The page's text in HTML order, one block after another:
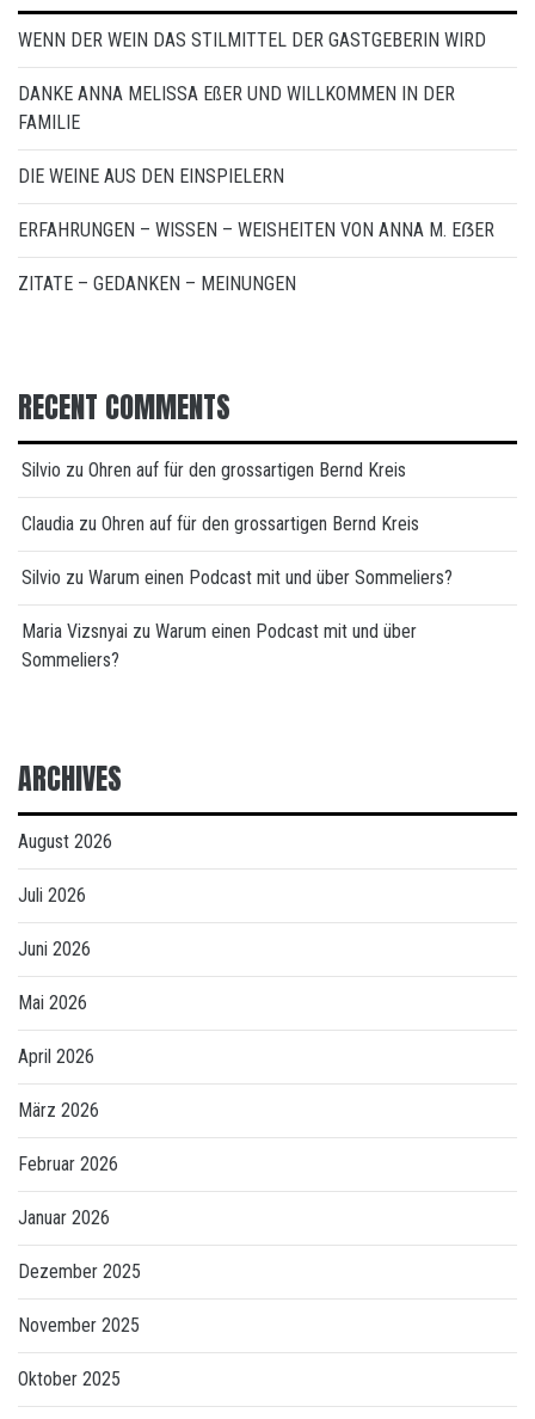
WENN DER WEIN DAS STILMITTEL DER GASTGEBERIN WIRD
DANKE ANNA MELISSA EßER UND WILLKOMMEN IN DER
FAMILIE
DIE WEINE AUS DEN EINSPIELERN
ERFAHRUNGEN – WISSEN – WEISHEITEN VON ANNA M. EẞER
ZITATE – GEDANKEN – MEINUNGEN
RECENT COMMENTS
Silvio zu Ohren auf für den grossartigen Bernd Kreis
Claudia zu Ohren auf für den grossartigen Bernd Kreis
Silvio zu Warum einen Podcast mit und über Sommeliers?
Maria Vizsnyai zu Warum einen Podcast mit und über
Sommeliers?
ARCHIVES
August 2026
Juli 2026
Juni 2026
Mai 2026
April 2026
März 2026
Februar 2026
Januar 2026
Dezember 2025
November 2025
Oktober 2025